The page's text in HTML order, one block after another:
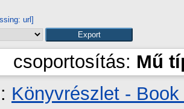
url]
csoportosítás: Mű
Könyvrészlet -